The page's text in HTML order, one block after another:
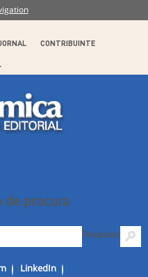
CONTRIBUINTE
de procura
Pesquisar
LinkedIn